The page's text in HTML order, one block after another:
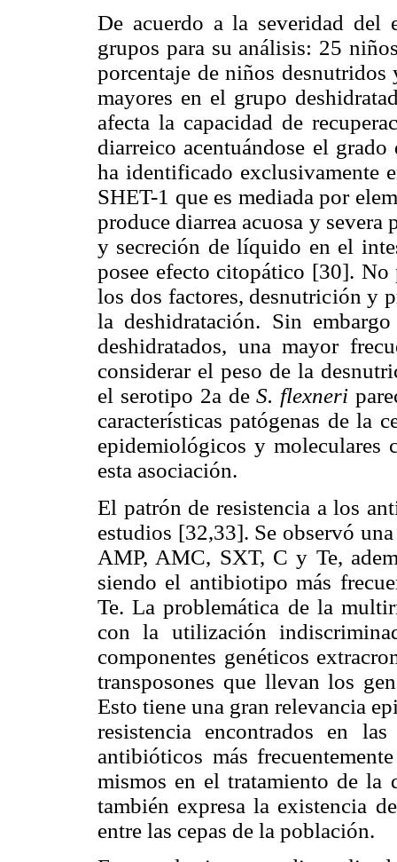
De acuerdo a la severidad
grupos para su análisis: 25
porcentaje de niños
mayores en el grupo
afecta la capacidad de
diarreico acentuándose el
ha identificado exclusivamente
SHET-1 que es mediada por
produce diarrea acuosa y
y secreción de líquido en el
posee efecto citopático [30].
los dos factores, desnutrición y
la deshidratación. Sin
deshidratados, una mayor
considerar el peso de la
el serotipo 2a deS. flexneri
características patógenas de la
epidemiológicos y moleculares
esta asociación.
El patrón de resistencia a los
estudios [32,33]. Se observó
AMP, AMC, SXT, C y Te,
siendo el antibiotipo más
Te. La problemática de la
con la utilización
componentes genéticos
transposones que llevan los
Esto tiene una gran relevancia
resistencia encontrados en
antibióticos más
mismos en el tratamiento de la
también expresa la existencia
entre las cepas de la población.